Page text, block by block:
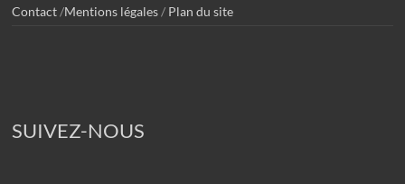
Contact/Mentions légales/ Plan du site
SUIVEZ-NOUS